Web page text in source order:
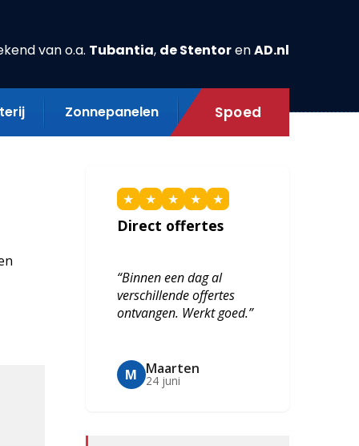
van o.a. Tubantia, de StentorenAD.nl
Zonnepanelen Spoed
★ ★ ★ ★ ★
Direct offertes
“Binnen een dag al
verschillende offertes
ontvangen. Werkt goed.”
M Maarten
24 juni